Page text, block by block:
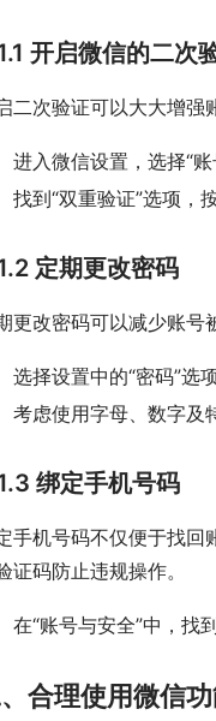
开启微信的二次
二次验证可以大大增强
进入微信设置，选择“账
找到“双重验证”选项，
定期更改密码
更改密码可以减少账号
选择设置中的“密码”选
考虑使用字母、数字及
绑定手机号码
手机号码不仅便于找回
证码防止违规操作。
在“账号与安全”中，找
合理使用微信